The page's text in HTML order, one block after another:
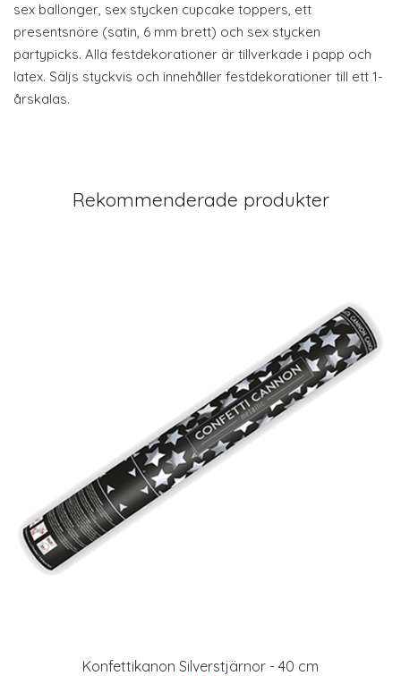
sex ballonger, sex stycken cupcake toppers, ett
presentsnöre (satin, 6 mm brett) och sex stycken
partypicks. Alla festdekorationer är tillverkade i papp och
latex. Säljs styckvis och innehåller festdekorationer till ett 1-
årskalas.
Rekommenderade produkter
Konfettikanon Silverstjärnor - 40 cm